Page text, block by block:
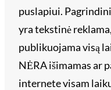
puslapiui.
yra tekstinė
publikuojama visą
NĖRA išimamas ar
internete visam